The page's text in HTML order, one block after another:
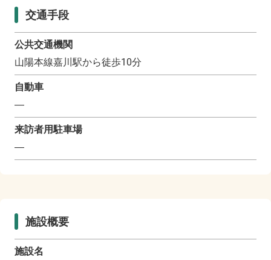
交通手段
公共交通機関
山陽本線嘉川駅から徒歩10分
自動車
―
来訪者用駐車場
―
施設概要
施設名